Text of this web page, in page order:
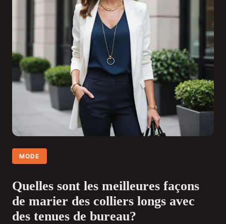
MODE
Quelles sont les meilleures façons
de marier des colliers longs avec
des tenues de bureau?